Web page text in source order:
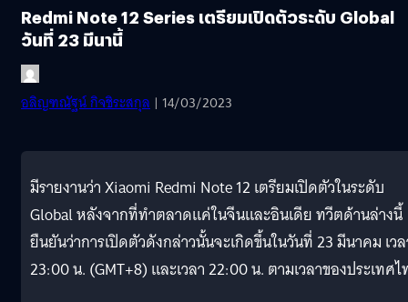
Redmi Note 12 Series เตรียมเปิดตัวระดับ Global
วันที่ 23 มีนานี้
อลิญฑณัฐน์ กิจชิระสกุล | 14/03/2023
มีรายงานว่า Xiaomi Redmi Note 12 เตรียมเปิดตัวในระดับ
Global หลังจากที่ทำตลาดแค่ในจีนและอินเดีย ทวีตด้านล่างนี้
ยืนยันว่าการเปิดตัวดังกล่าวนั้นจะเกิดขึ้นในวันที่ 23 มีนาคม เว
23:00 น. (GMT+8) และเวลา 22:00 น. ตามเวลาของประเทศ